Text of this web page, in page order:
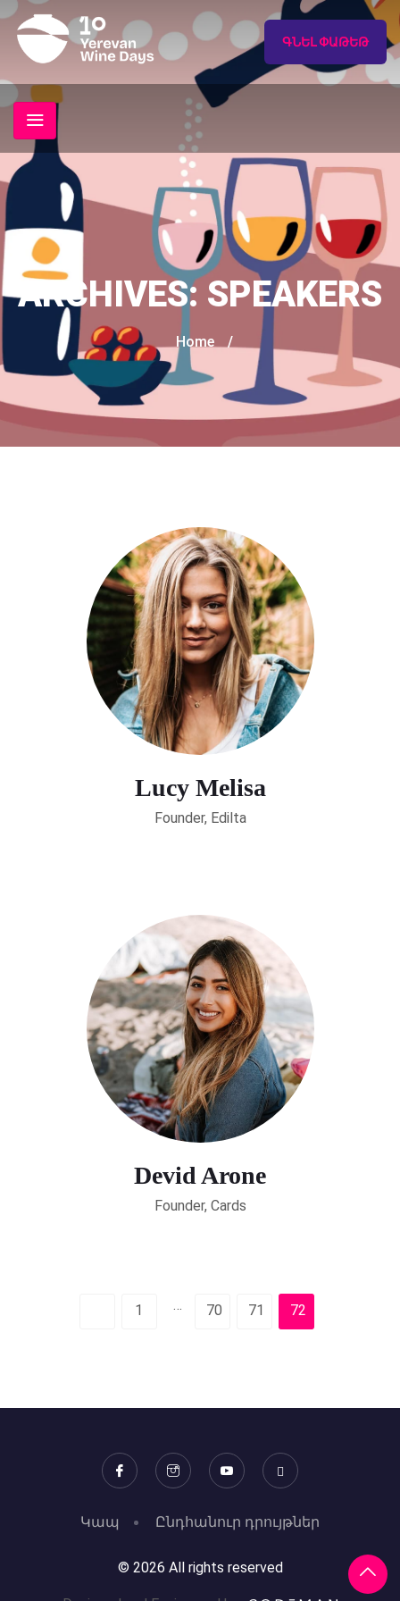
ԳՆԵԼ ՓԱԹԵԹ
ARCHIVES: SPEAKERS
Home /
Lucy Melisa
Founder, Edilta
Devid Arone
Founder, Cards
1 … 70 71 72
Կապ Ընդհանուր դրույթներ
© 2026 All rights reserved